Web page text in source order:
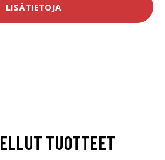
LISÄTIETOJA
TUOTTEET